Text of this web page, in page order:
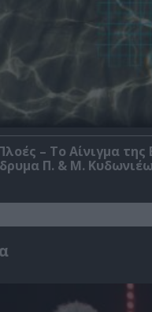
– Το Αίνιγμα
Π. & Μ.